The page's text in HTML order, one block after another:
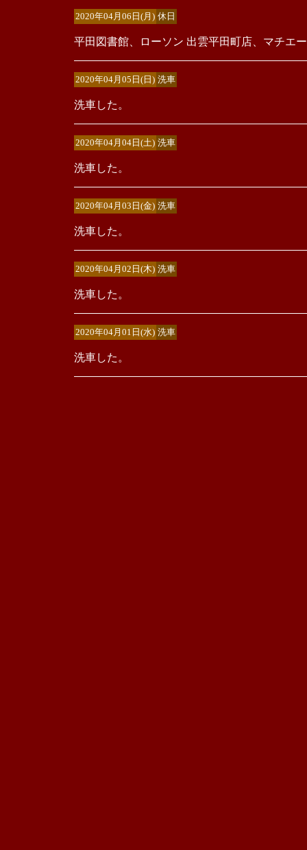
2020年04月06日(月) 休日
平田図書館、ローソン 出雲平田町店、マチエ
2020年04月05日(日) 洗車
洗車した。
2020年04月04日(土) 洗車
洗車した。
2020年04月03日(金) 洗車
洗車した。
2020年04月02日(木) 洗車
洗車した。
2020年04月01日(水) 洗車
洗車した。